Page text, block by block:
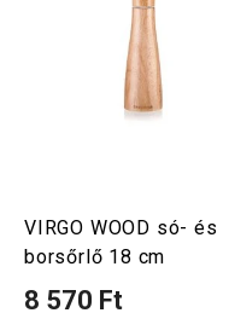
VIRGO WOOD só- és
borsőrlő 18 cm
8 570 Ft